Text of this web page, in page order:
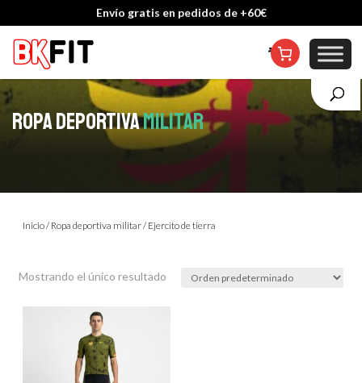
Envío gratis en pedidos de +60€
Cambio de talla incluido, excepto en personalizados
ROPA DEPORTIVAMILITAR
Inicio/ Ropa deportiva militar/ Ejercito de tierra
Mostrando el único resultado